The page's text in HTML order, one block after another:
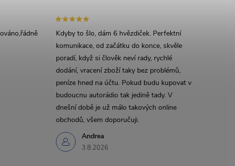
Andrea
3.8.2026
Kdyby to šlo, dám 6 hvězdiček. Perfektní
komunikace, od začátku do konce, skvěle
poradí, když si člověk neví rady, rychlé
dodání, vracení zboží taky bez problémů,
peníze hned na účtu. Pokud budu kupovat v
budoucnu autorádio tak jedině tady. V
dnešní době je už málo takových online
obchodů, všem doporučuji.